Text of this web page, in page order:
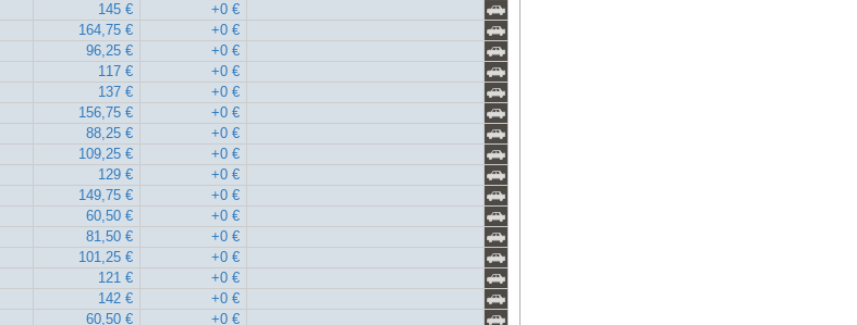
145 €
+0 €
164,75 €
+0 €
96,25 €
+0 €
117 €
+0 €
137 €
+0 €
156,75 €
+0 €
88,25 €
+0 €
109,25 €
+0 €
129 €
+0 €
149,75 €
+0 €
60,50 €
+0 €
81,50 €
+0 €
101,25 €
+0 €
121 €
+0 €
142 €
+0 €
60,50 €
+0 €